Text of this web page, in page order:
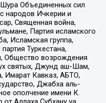
Объединенных сил
народов Ичкерии и
Священная война,
Партия исламского
Исламская группа,
Туркестана,
Общество возрождения
святых, Джунд аш-Шам,
Имарат Кавказ, АБТО,
Джабха аль-
ополчение имени К.